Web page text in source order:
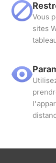
Vous
sites